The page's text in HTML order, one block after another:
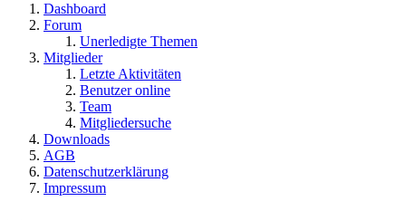
Dashboard
Forum
Unerledigte Themen
Mitglieder
Letzte Aktivitäten
Benutzer online
Team
Mitgliedersuche
Downloads
AGB
Datenschutzerklärung
Impressum